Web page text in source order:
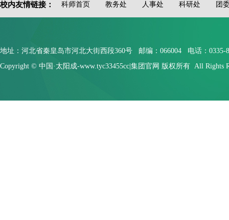
校内友情链接： 科师首页 教务处 人事处 科研处 团
地址：河北省秦皇岛市河北大街西段360号 邮编：066004 电话：0335-
Copyright © 中国·太阳成-www.tyc33455cc|集团官网 版权所有 All Rights